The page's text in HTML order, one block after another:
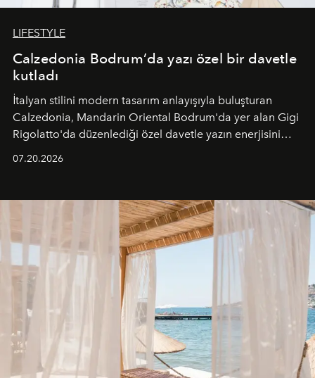
LIFESTYLE
Calzedonia Bodrum’da yazı özel bir davetle
kutladı
İtalyan stilini modern tasarım anlayışıyla buluşturan
Calzedonia, Mandarin Oriental Bodrum'da yer alan Gigi
Rigolatto'da düzenlediği özel davetle yazın enerjisini
07.20.2026